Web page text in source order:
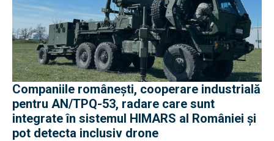
Companiile românești, cooperare industrială
pentru AN/TPQ-53, radare care sunt
integrate în sistemul HIMARS al României și
pot detecta inclusiv drone